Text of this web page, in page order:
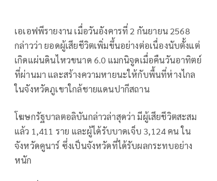
เอเอฟพีรายงาน เมื่อวันอังคารที่ 2 กันยายน 2568
กล่าวว่า ยอดผู้เสียชีวิตเพิ่มขึ้นอย่างต่อเนื่องนับตั้งแต่
เกิดแผ่นดินไหวขนาด 6.0 แมกนิจูดเมื่อคืนวันอาทิตย์
ที่ผ่านมา และสร้างความหายนะให้กับพื้นที่ห่างไกล
ในจังหวัดภูเขาใกล้ชายแดนปากีสถาน
โฆษกรัฐบาลตอลิบันกล่าวล่าสุดว่า มีผู้เสียชีวิตสะสม
แล้ว 1,411 ราย และผู้ได้รับบาดเจ็บ 3,124 คน ใน
จังหวัดคูนาร์ ซึ่งเป็นจังหวัดที่ได้รับผลกระทบอย่าง
หนัก